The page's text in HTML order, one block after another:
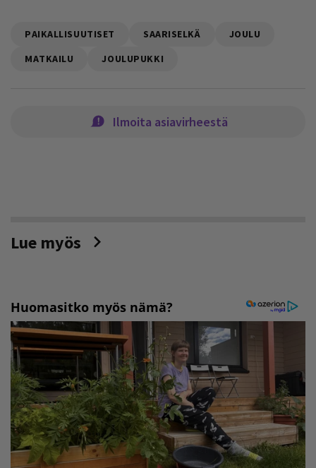
PAIKALLISUUTISET SAARISELKÄ
JOULU
MATKAILU
JOULUPUKKI
Ilmoita asiavirheestä
Lue myös